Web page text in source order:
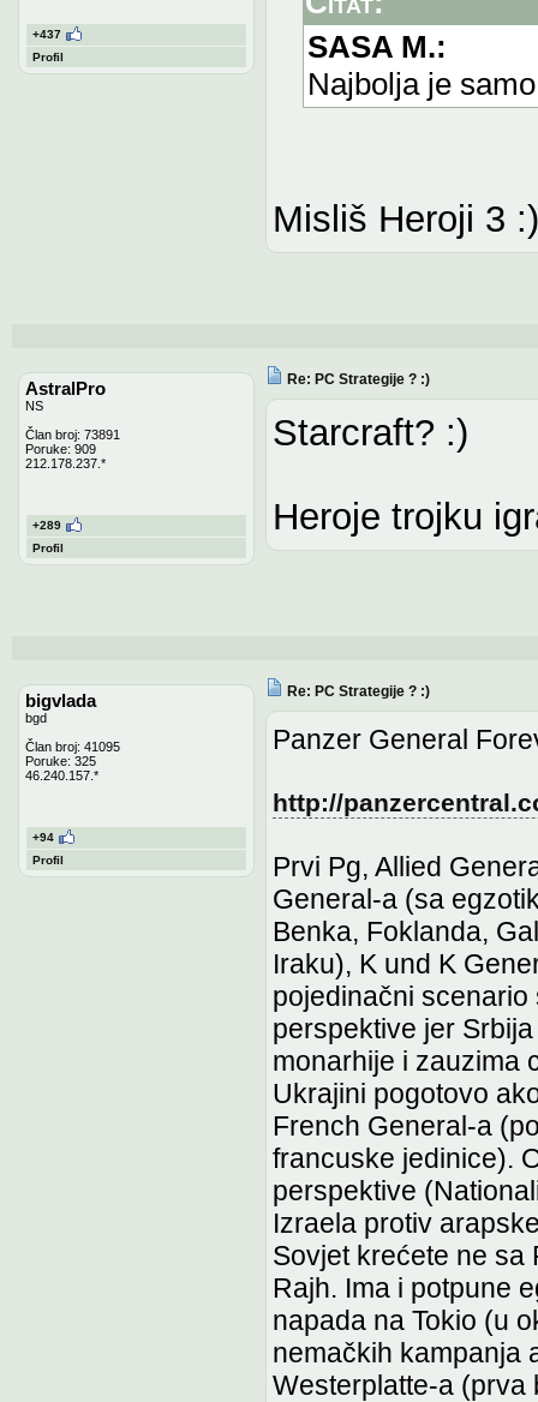
+437
Profil
SASA M.:
Najbolja je
Misliš Heroji 3 :)
AstralPro
NS
Član broj: 73891
Poruke: 909
212.178.237.*
+289
Profil
Re: PC Strategije ? :)
Starcraft? :)
Heroje trojku
bigvlada
bgd
Član broj: 41095
Poruke: 325
46.240.157.*
+94
Profil
Re: PC Strategije ? :)
Panzer General
http://
Prvi Pg, Allied
General-a (sa
Benka, Foklanda,
Iraku), K und K
pojedinačni
perspektive jer
monarhije i zauzima
Ukrajini pogotovo
French General-a
francuske jedinice).
perspektive
Izraela protiv
Sovjet krećete ne sa
Rajh. Ima i potpune
napada na Tokio (u
nemačkih kampanja
Westerplatte-a (prva